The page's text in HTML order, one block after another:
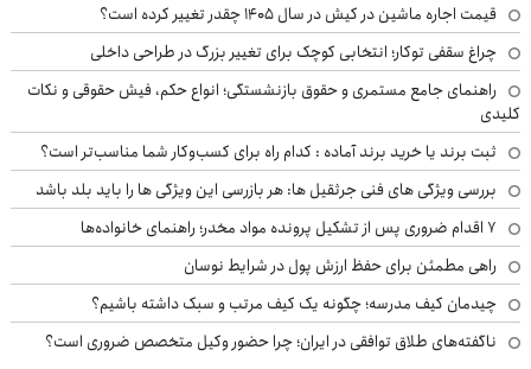
قیمت اجاره ماشین در کیش در سال ۱۴۰۵ چقدر تغییر کرده است؟
چراغ سقفی توکار؛ انتخابی کوچک برای تغییر بزرگ در طراحی داخلی
راهنمای جامع مستمری و حقوق بازنشستگی؛ انواع حکم، فیش حقوقی و نکات
کلیدی
ثبت برند یا خرید برند آماده : کدام راه برای کسب‌وکار شما مناسب‌تر است؟
بررسی ویژگی های فنی جرثقیل ها: هر بازرسی این ویژگی ها را باید بلد باشد
۷ اقدام ضروری پس از تشکیل پرونده مواد مخدر؛ راهنمای خانواده‌ها
راهی مطمئن برای حفظ ارزش پول در شرایط نوسان
چیدمان کیف مدرسه؛ چگونه یک کیف مرتب و سبک داشته باشیم؟
ناگفته‌های طلاق توافقی در ایران؛ چرا حضور وکیل متخصص ضروری است؟